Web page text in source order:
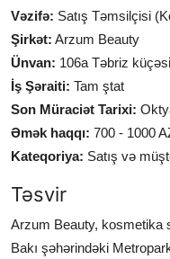
Vəzifə: Satış Təmsilçisi
Şirkət: Arzum Beauty
Ünvan: 106a Təbriz
İş Şəraiti: Tam ştat
Son Müraciət Tarixi:
Əmək haqqı: 700 - 1000
Kateqoriya: Satış və
Təsvir
Arzum Beauty, kosmetika
Bakı şəhərindəki